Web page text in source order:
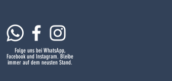
Folge uns bei WhatsApp,
Facebook und Instagram. Bleibe
immer auf dem neusten Stand.